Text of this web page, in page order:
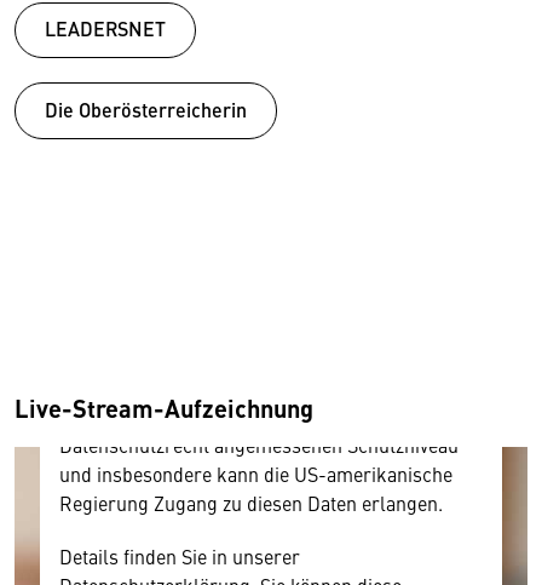
LEADERSNET
Die Oberösterreicherin
Live-Stream-Aufzeichnung
Diese Daten unterliegen keinem dem EU-
Datenschutzrecht angemessenen Schutzniveau
und insbesondere kann die US-amerikanische
Regierung Zugang zu diesen Daten erlangen.
Details finden Sie in unserer